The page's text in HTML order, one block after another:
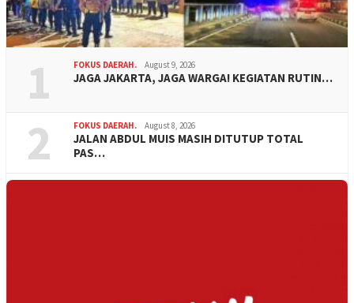
1 FOKUS DAERAH. August 9, 2026
JAGA JAKARTA, JAGA WARGA! KEGIATAN RUTIN…
2 FOKUS DAERAH. August 8, 2026
JALAN ABDUL MUIS MASIH DITUTUP TOTAL
PAS…